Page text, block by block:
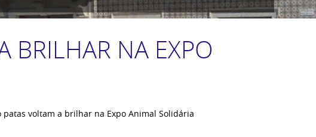
BRILHAR NA EXPO
patas voltam a brilhar na Expo Animal Solidária